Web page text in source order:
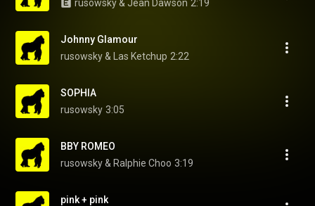
rusowsky & Jean Dawson 2:19
Johnny Glamour
rusowsky & Las Ketchup 2:22
SOPHIA
rusowsky 3:05
BBY ROMEO
rusowsky & Ralphie Choo 3:19
pink + pink